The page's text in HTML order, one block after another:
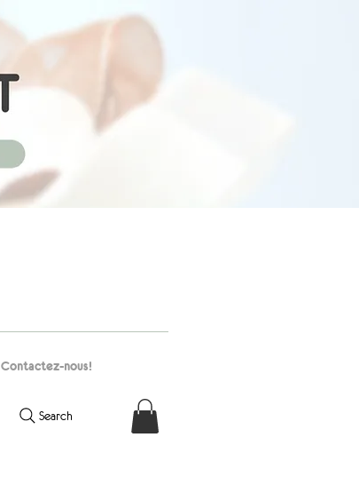
Contactez-nous!
Search